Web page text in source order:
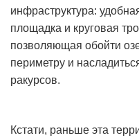
инфраструктура:
площадка и круговая
позволяющая обойти
периметру и
ракурсов.
Кстати, раньше эта